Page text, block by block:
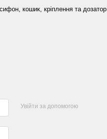
кошик, кріплення та дозатор
Увійти за допомогою